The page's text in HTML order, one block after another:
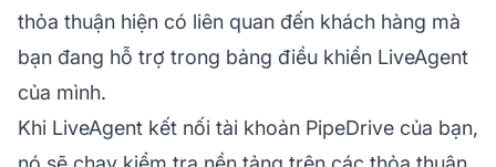
thỏa thuận hiện có liên quan đến khách hàng mà
bạn đang hỗ trợ trong bảng điều khiển LiveAgent
của mình.
Khi LiveAgent kết nối tài khoản PipeDrive của bạn,